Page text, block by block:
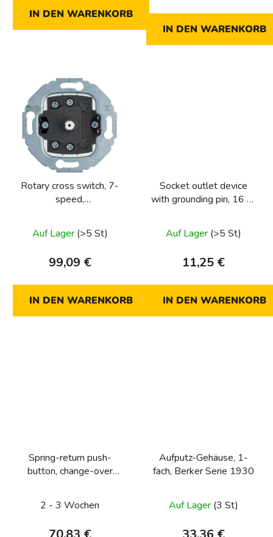
IN DEN WARENKORB
IN DEN WARENKORB
Rotary cross switch, 7-
speed,
series
Auf Lager (>5 St)
99,09 €
IN DEN WARENKORB
Socket outlet device
with grounding pin, 16 A,
terminals, round series,
one.platform
Auf Lager (>5 St)
11,25 €
IN DEN WARENKORB
Spring-return push-
button, change-over
2 - 3 Wochen
Aufputz-Gehäuse, 1-
fach, Berker Serie 1930
Auf Lager (3 St)